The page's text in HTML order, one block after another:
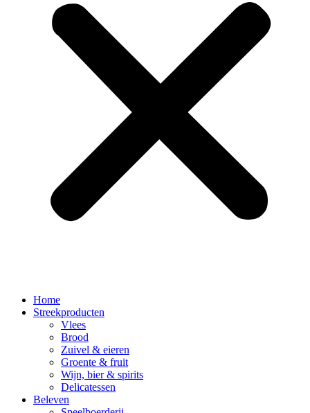
Home
Streekproducten
Vlees
Brood
Zuivel & eieren
Groente & fruit
Wijn, bier & spirits
Delicatessen
Beleven